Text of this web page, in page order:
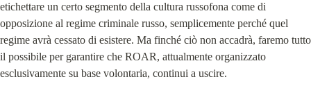
etichettare un certo segmento della cultura russofona come di
opposizione al regime criminale russo, semplicemente perché quel
regime avrà cessato di esistere. Ma finché ciò non accadrà, faremo tutto
il possibile per garantire che ROAR, attualmente organizzato
esclusivamente su base volontaria, continui a uscire.